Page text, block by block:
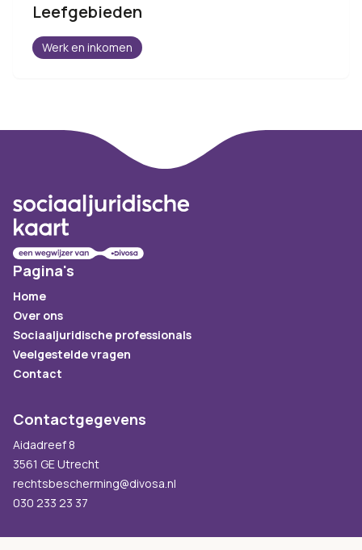
Leefgebieden
Werk en inkomen
Pagina's
Home
Over ons
Sociaaljuridische professionals
Veelgestelde vragen
Contact
Contactgegevens
Aidadreef 8
3561 GE Utrecht
rechtsbescherming@divosa.nl
030 233 23 37